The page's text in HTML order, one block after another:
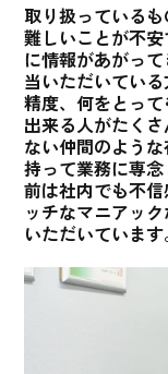
取り扱っている
難しいことが不
に情報があがっ
当いただいてい
精度、何をとっ
出来る人がたく
ない仲間のよう
持って業務に専
前は社内でも不
ッチなマニアッ
いただいています